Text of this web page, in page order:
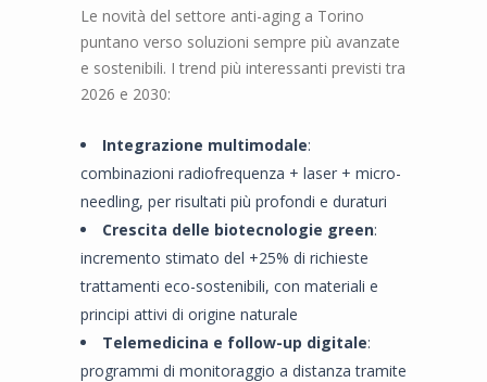
Le novità del settore anti-aging a Torino
puntano verso soluzioni sempre più avanzate
e sostenibili. I trend più interessanti previsti tra
2026 e 2030:
Integrazione multimodale:
combinazioni radiofrequenza + laser + micro-
needling, per risultati più profondi e duraturi
Crescita delle biotecnologie green:
incremento stimato del +25% di richieste
trattamenti eco-sostenibili, con materiali e
principi attivi di origine naturale
Telemedicina e follow-up digitale:
programmi di monitoraggio a distanza tramite